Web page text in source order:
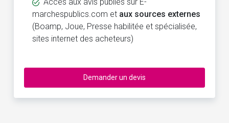
marchespublics.com et aux sources externes
(Boamp, Joue, Presse habilitée et spécialisée,
sites internet des acheteurs)
Demander un devis